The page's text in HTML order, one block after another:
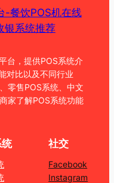
-餐饮POS机在线
银系统推荐
台，提供POS系统介
对比以及不同行业
零售POS系统、中文
家了解POS系统功能
统 社交
Facebook
Instagram